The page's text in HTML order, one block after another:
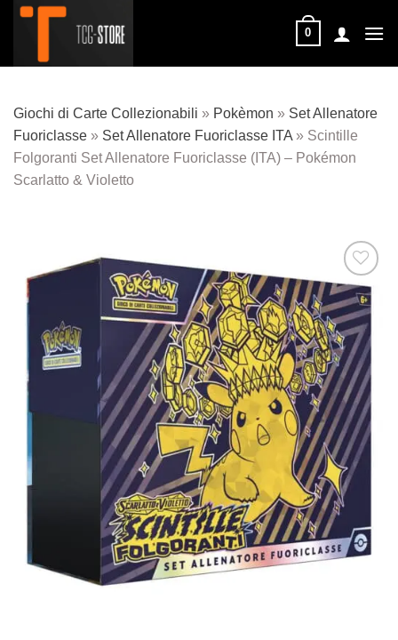
Salta
0
Giochi di Carte Collezionabili » Pokèmon » Set Allenatore
Fuoriclasse » Set Allenatore Fuoriclasse ITA » Scintille
Folgoranti Set Allenatore Fuoriclasse (ITA) – Pokémon
Scarlatto & Violetto
Aggiungi
alla lista
dei
desideri